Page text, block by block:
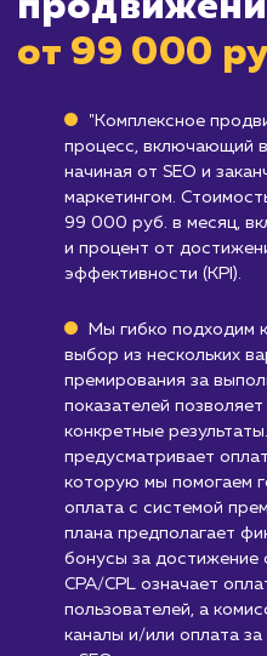
не быть готовы к
В то время как
может принести
обычно требует
проявились. Если
результаты, эта
Узнать почему
Стоимость